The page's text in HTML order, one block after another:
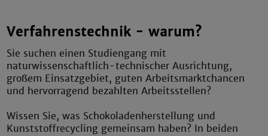
Verfahrenstechnik - warum?
Sie suchen einen Studiengang mit
naturwissenschaftlich-technischer Ausrichtung,
großem Einsatzgebiet, guten Arbeitsmarktchancen
und hervorragend bezahlten Arbeitsstellen?
Wissen Sie, was Schokoladenherstellung und
Kunststoffrecycling gemeinsam haben? In beiden